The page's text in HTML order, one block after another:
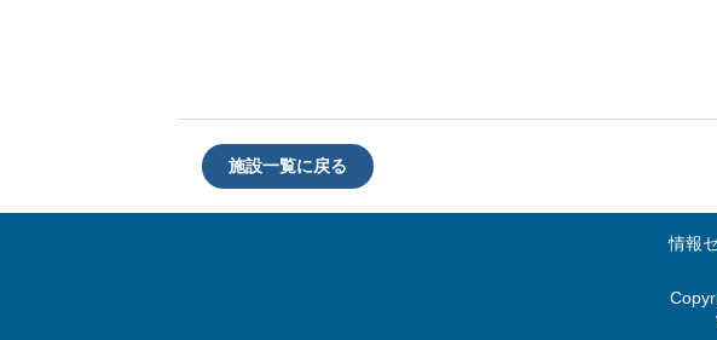
施設一覧に戻る
情報